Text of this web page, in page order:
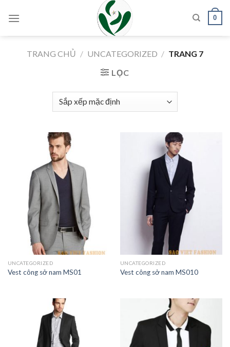
0
TRANG CHỦ / UNCATEGORIZED / TRANG 7
LỌC
UNCATEGORIZED
Vest công sở nam MS01
UNCATEGORIZED
Vest công sở nam MS010